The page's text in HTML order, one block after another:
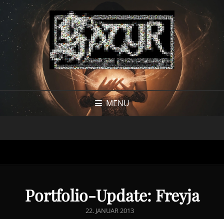
MENU
Portfolio-Update: Freyja
POSTED
22. JANUAR 2013